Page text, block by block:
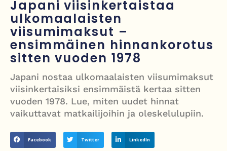
esiintymisen Kanadan MM-avauksen sijaan
Grenfellin tornon palo: yhdeksäs vuosipäivä erityisen raskas omaisille
Turistijuna kaatui Cártaman tapasjuhlilla – 17 loukkaantui Espanjassa
Työläistaustainen kansanedustaja avaa 30-vuotisen taistelunsa
kuukautisterveyden ja endometrioosin hoidon puolesta
Japani viisinkertaistaa
ulkomaalaisten
viisumimaksut –
ensimmäinen hinnankorotus
sitten vuoden 1978
Japani nostaa ulkomaalaisten viisumimaksut
viisinkertaisiksi ensimmäistä kertaa sitten
vuoden 1978. Lue, miten uudet hinnat
vaikuttavat matkailijoihin ja oleskelulupiin.
Facebook Twitter LinkedIn